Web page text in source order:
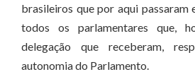
brasileiros que por aqui passaram
todos os parlamentares que,
delegação que receberam,
autonomia do Parlamento.